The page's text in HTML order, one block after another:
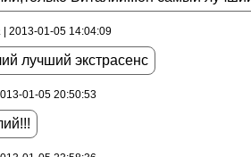
| 2013-01-05 14:04:09
лучший экстрасенс
01-05 20:50:53